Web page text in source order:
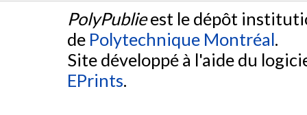
PolyPublieest le dépôt
de Polytechnique Montréal.
Site développé à l'aide du
EPrints.